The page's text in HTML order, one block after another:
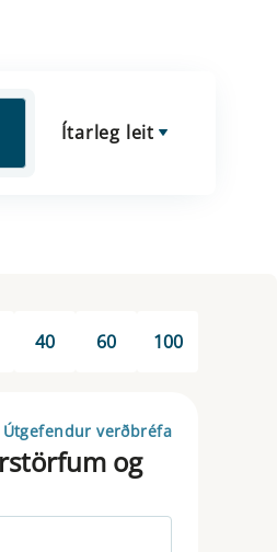
Ítarleg leit
40 60 100
Útgefendur verðbréfa
og